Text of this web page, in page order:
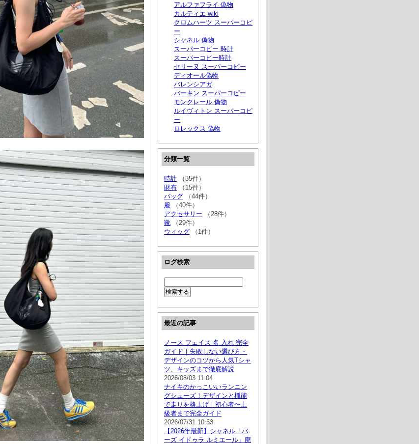
アルファフライ 偽物
カルティエ wiki
クロムハーツ スーパーコピ
ー
シャネル 偽物
スーパーコピー 時計
スーパーコピー時計
セリーヌ スーパーコピー
ディオール偽物
バレンシアガ
バーキン スーパーコピー
モンクレール 偽物
ルイヴィトン スーパーコピ
ー
ロレックス 偽物
分類一覧
時計 （35件）
財布 （15件）
バッグ （44件）
服 （40件）
アクセサリー （28件）
靴 （29件）
ウィッグ （1件）
ログ検索
最近の記事
ノース フェイス 名 入れ 完全
ガイド｜失敗しない選び方・
デザインのコツから人気Tシャ
ツ、キッズまで徹底解説
2026/08/03 11:04
ナイキのかっこいいランニン
グシューズ！デザインと機能
で走りを格上げ｜初心者〜上
級者まで完全ガイド
2026/07/31 10:53
【2026年最新】シャネル「バ
ーズ イドゥラ ルミエール」廃